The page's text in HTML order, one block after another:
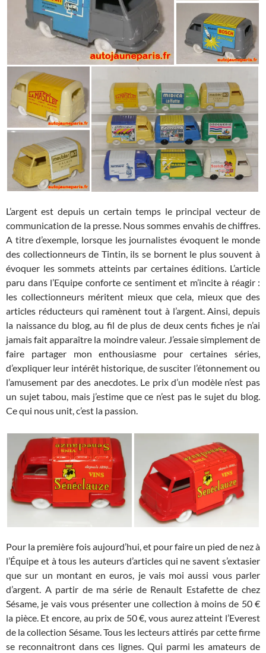
L’argent est depuis un certain temps le principal vecteur de
communication de la presse. Nous sommes envahis de chiffres.
A titre d’exemple, lorsque les journalistes évoquent le monde
des collectionneurs de Tintin, ils se bornent le plus souvent à
évoquer les sommets atteints par certaines éditions. L’article
paru dans l’Equipe conforte ce sentiment et m’incite à réagir :
les collectionneurs méritent mieux que cela, mieux que des
articles réducteurs qui ramènent tout à l’argent. Ainsi, depuis
la naissance du blog, au fil de plus de deux cents fiches je n’ai
jamais fait apparaître la moindre valeur. J’essaie simplement de
faire partager mon enthousiasme pour certaines séries,
d’expliquer leur intérêt historique, de susciter l’étonnement ou
l’amusement par des anecdotes. Le prix d’un modèle n’est pas
un sujet tabou, mais j’estime que ce n’est pas le sujet du blog.
Ce qui nous unit, c’est la passion.
Pour la première fois aujourd’hui, et pour faire un pied de nez à
l’Équipe et à tous les auteurs d’articles qui ne savent s’extasier
que sur un montant en euros, je vais moi aussi vous parler
d’argent. A partir de ma série de Renault Estafette de chez
Sésame, je vais vous présenter une collection à moins de 50 €
la pièce. Et encore, au prix de 50 €, vous aurez atteint l’Everest
de la collection Sésame. Tous les lecteurs attirés par cette firme
se reconnaitront dans ces lignes. Qui parmi les amateurs de